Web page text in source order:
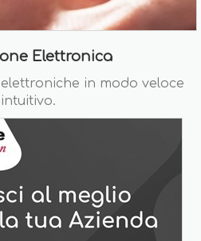
Elettronica
in modo veloce